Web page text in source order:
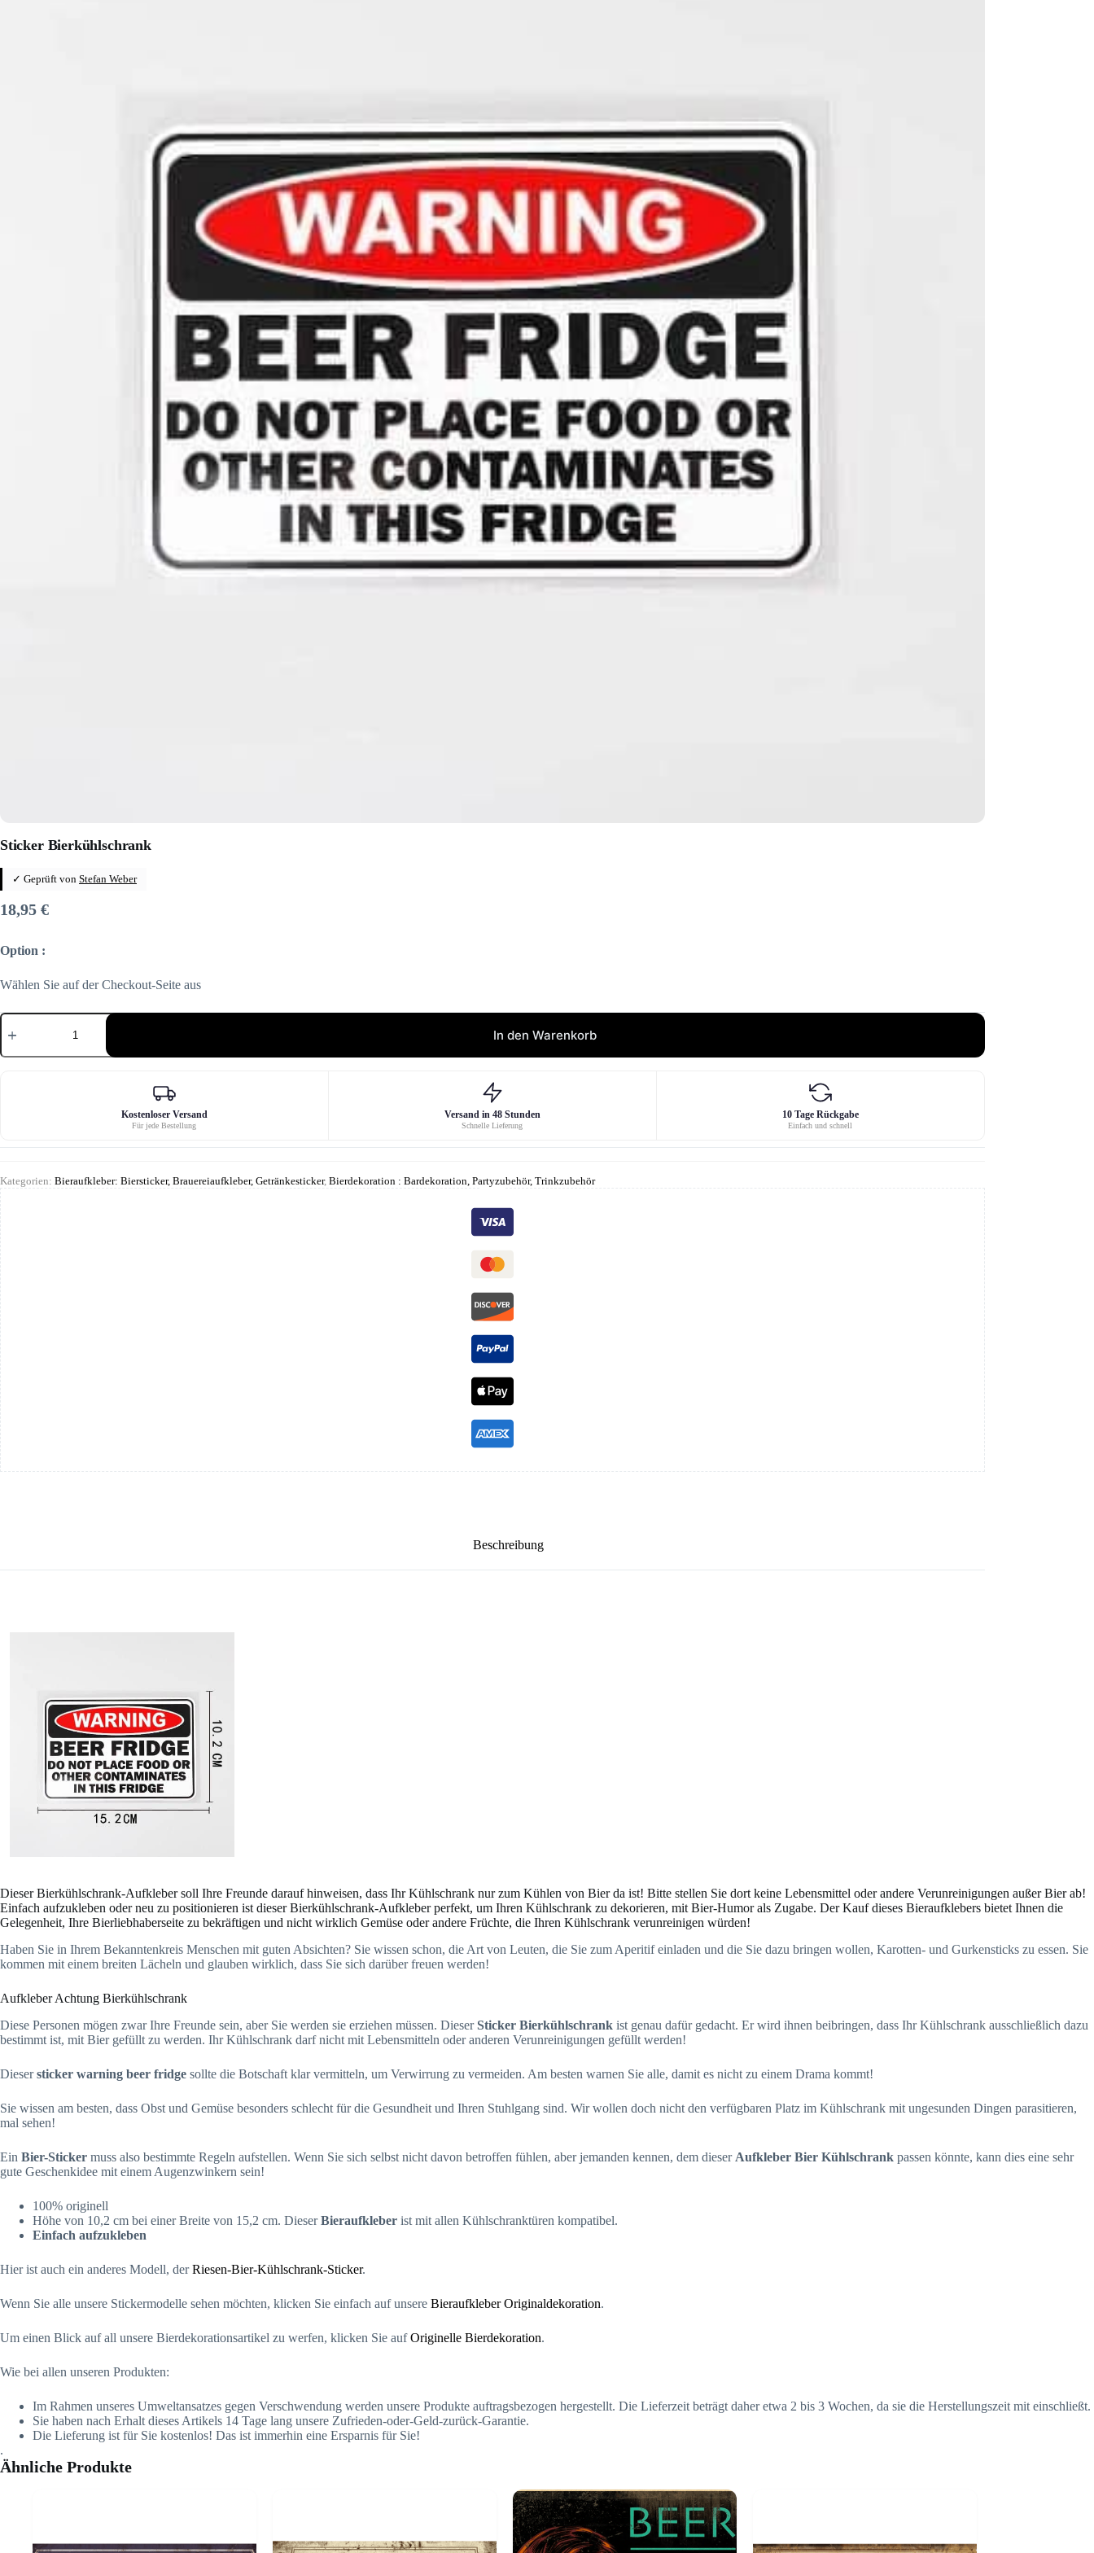
Sticker Bierkühlschrank
✓ Geprüft von Stefan Weber
18,95 €
Option :
Wählen Sie auf der Checkout-Seite aus
Sticker
Bierkühlschrank
In den Warenkorb
Kostenloser Versand
Für jede Bestellung
Versand in 48 Stunden
Schnelle Lieferung
10 Tage Rückgabe
Einfach und schnell
Kategorien: Bieraufkleber: Biersticker, Brauereiaufkleber, Getränkesticker, Bierdekoration : Bardekoration, Partyzubehör, Trinkzubehör
Beschreibung
Dieser Bierkühlschrank-Aufkleber soll Ihre Freunde darauf hinweisen, dass Ihr Kühlschrank nur zum Kühlen von Bier da ist! Bitte stellen Sie dort keine Lebensmittel oder andere Verunreinigungen außer Bier ab!
Einfach aufzukleben oder neu zu positionieren ist dieser Bierkühlschrank-Aufkleber perfekt, um Ihren Kühlschrank zu dekorieren, mit Bier-Humor als Zugabe. Der Kauf dieses Bieraufklebers bietet Ihnen die
Gelegenheit, Ihre Bierliebhaberseite zu bekräftigen und nicht wirklich Gemüse oder andere Früchte, die Ihren Kühlschrank verunreinigen würden!
Haben Sie in Ihrem Bekanntenkreis Menschen mit guten Absichten? Sie wissen schon, die Art von Leuten, die Sie zum Aperitif einladen und die Sie dazu bringen wollen, Karotten- und Gurkensticks zu essen. Sie
kommen mit einem breiten Lächeln und glauben wirklich, dass Sie sich darüber freuen werden!
Aufkleber Achtung Bierkühlschrank
Diese Personen mögen zwar Ihre Freunde sein, aber Sie werden sie erziehen müssen. DieserSticker Bierkühlschrank ist genau dafür gedacht. Er wird ihnen beibringen, dass Ihr Kühlschrank ausschließlich dazu
bestimmt ist, mit Bier gefüllt zu werden. Ihr Kühlschrank darf nicht mit Lebensmitteln oder anderen Verunreinigungen gefüllt werden!
Diesersticker warning beer fridge sollte die Botschaft klar vermitteln, um Verwirrung zu vermeiden. Am besten warnen Sie alle, damit es nicht zu einem Drama kommt!
Sie wissen am besten, dass Obst und Gemüse besonders schlecht für die Gesundheit und Ihren Stuhlgang sind. Wir wollen doch nicht den verfügbaren Platz im Kühlschrank mit ungesunden Dingen parasitieren,
mal sehen!
Ein Bier-Sticker muss also bestimmte Regeln aufstellen. Wenn Sie sich selbst nicht davon betroffen fühlen, aber jemanden kennen, dem dieser Aufkleber Bier Kühlschrank passen könnte, kann dies eine sehr
gute Geschenkidee mit einem Augenzwinkern sein!
100% originell
Höhe von 10,2 cm bei einer Breite von 15,2 cm. DieserBieraufkleber ist mit allen Kühlschranktüren kompatibel.
Einfach aufzukleben
Hier ist auch ein anderes Modell, derRiesen-Bier-Kühlschrank-Sticker.
Wenn Sie alle unsere Stickermodelle sehen möchten, klicken Sie einfach auf unsere Bieraufkleber Originaldekoration.
Um einen Blick auf all unsere Bierdekorationsartikel zu werfen, klicken Sie aufOriginelle Bierdekoration.
Wie bei allen unseren Produkten:
Im Rahmen unseres Umweltansatzes gegen Verschwendung werden unsere Produkte auftragsbezogen hergestellt. Die Lieferzeit beträgt daher etwa 2 bis 3 Wochen, da sie die Herstellungszeit mit einschließt.
Sie haben nach Erhalt dieses Artikels 14 Tage lang unsere Zufrieden-oder-Geld-zurück-Garantie.
Die Lieferung ist für Sie kostenlos! Das ist immerhin eine Ersparnis für Sie!
.
Ähnliche Produkte